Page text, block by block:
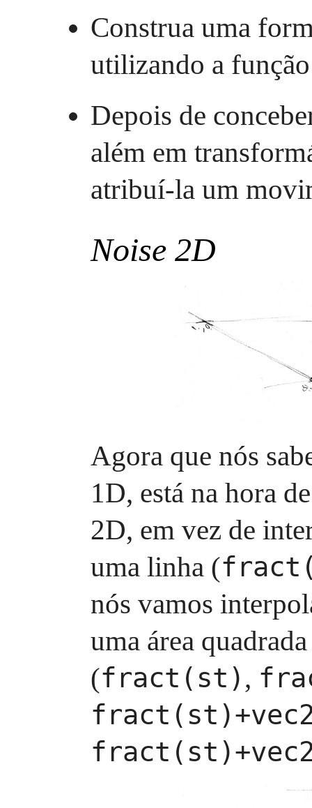
Construa uma
utilizando a
Depois de
além em
atribuí-la um
Noise 2D
Agora que nós
1D, está na hora
2D, em vez de
uma linha (
nós vamos
uma área
(fract(st) ,